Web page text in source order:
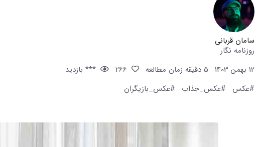
سامان قربانی
روزنامه نگار
12 بهمن 1403
5 دقیقه زمان مطالعه
*** بازدید
#عکس
#عکس_جذاب #عکس_بازیگران